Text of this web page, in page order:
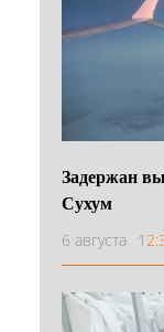
Задержан
Сухум
6 августа